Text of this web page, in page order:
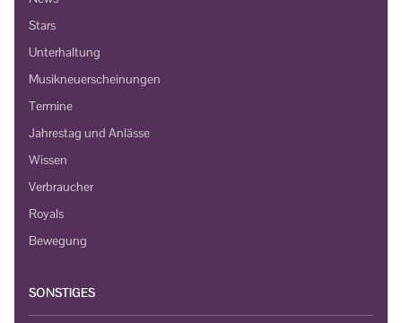
Stars
Unterhaltung
Musikneuerscheinungen
Termine
Jahrestag und Anlässe
Wissen
Verbraucher
Royals
Bewegung
SONSTIGES